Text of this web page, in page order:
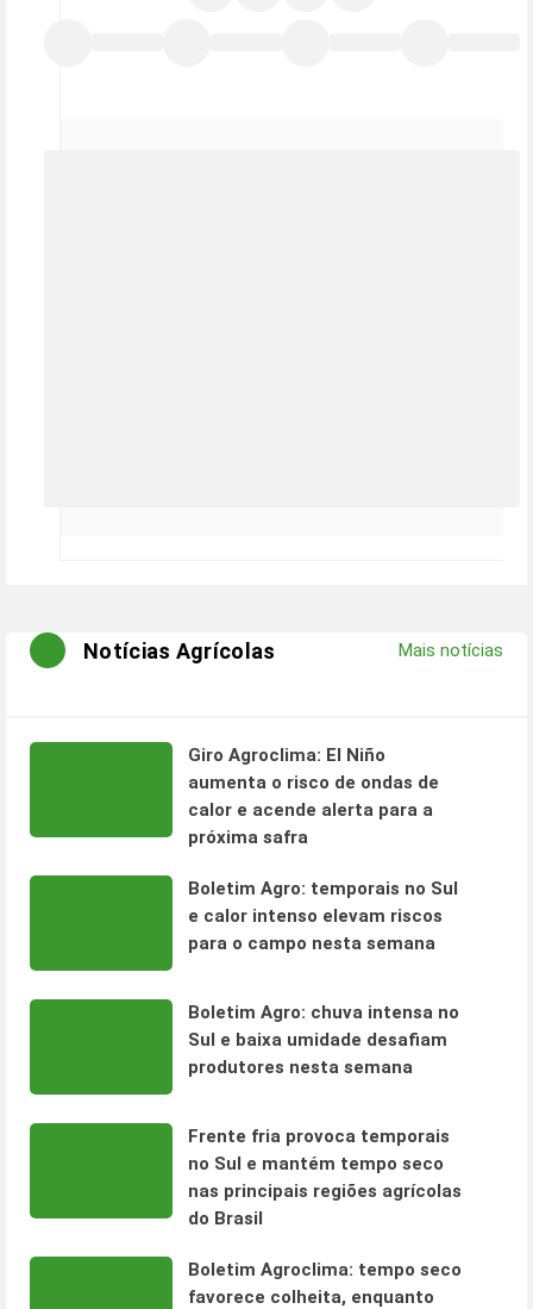
Notícias Agrícolas Mais notícias
Giro Agroclima: El Niño
aumenta o risco de ondas de
calor e acende alerta para a
próxima safra
Boletim Agro: temporais no Sul
e calor intenso elevam riscos
para o campo nesta semana
Boletim Agro: chuva intensa no
Sul e baixa umidade desafiam
produtores nesta semana
Frente fria provoca temporais
no Sul e mantém tempo seco
nas principais regiões agrícolas
do Brasil
Boletim Agroclima: tempo seco
favorece colheita, enquanto